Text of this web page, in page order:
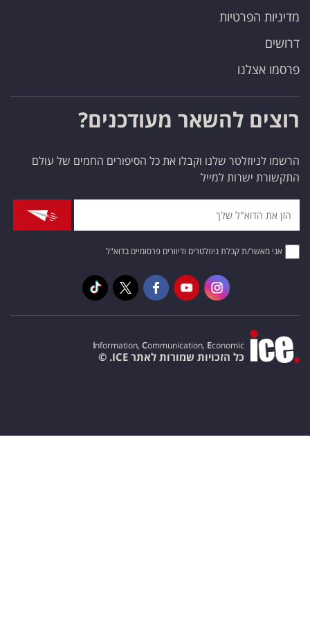
מדיניות הפרטיות
דרושים
פרסמו אצלנו
רוצים להשאר מעודכנים?
הרשמו לניוזלטר שלנו וקבלו את כל הסיפורים החמים של עולם
התקשורת ישרות למייל
אני מאשר/ת קבלת ניוזלטרים ודיוורים פרסומיים בדוא"ל
Information, Communication, Economic
כל הזכויות שמורות לאתר ICE. ©